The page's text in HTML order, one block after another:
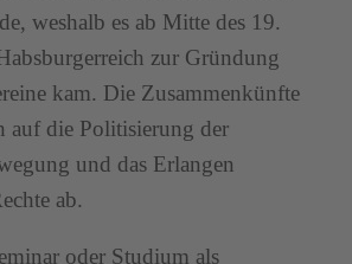
weshalb es ab Mitte des 19.
zur Gründung
kam. Die Zusammenkünfte
auf die Politisierung der
und das Erlangen
ab.
oder Studium als